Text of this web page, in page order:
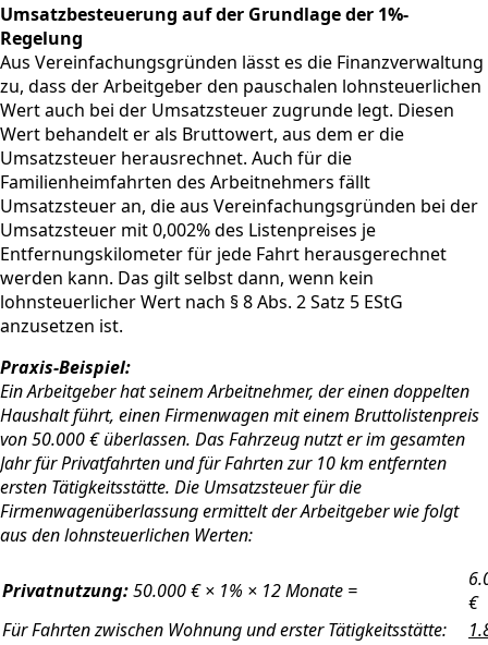
Umsatzbesteuerung auf der Grundlage der 1%-
Regelung
Aus Vereinfachungsgründen lässt es die Finanzverwaltung
zu, dass der Arbeitgeber den pauschalen lohnsteuerlichen
Wert auch bei der Umsatzsteuer zugrunde legt. Diesen
Wert behandelt er als Bruttowert, aus dem er die
Umsatzsteuer herausrechnet. Auch für die
Familienheimfahrten des Arbeitnehmers fällt
Umsatzsteuer an, die aus Vereinfachungsgründen bei der
Umsatzsteuer mit 0,002% des Listenpreises je
Entfernungskilometer für jede Fahrt herausgerechnet
werden kann. Das gilt selbst dann, wenn kein
lohnsteuerlicher Wert nach § 8 Abs. 2 Satz 5 EStG
anzusetzen ist.
Praxis-Beispiel:
Ein Arbeitgeber hat seinem Arbeitnehmer, der einen doppelten
Haushalt führt, einen Firmenwagen mit einem Bruttolistenpreis
von 50.000 € überlassen. Das Fahrzeug nutzt er im gesamten
Jahr für Privatfahrten und für Fahrten zur 10 km entfernten
ersten Tätigkeitsstätte. Die Umsatzsteuer für die
Firmenwagenüberlassung ermittelt der Arbeitgeber wie folgt
aus den lohnsteuerlichen Werten:
Privatnutzung:50.000 € × 1% × 12 Monate =
€
Für Fahrten zwischen Wohnung und erster Tätigkeitsstätte: